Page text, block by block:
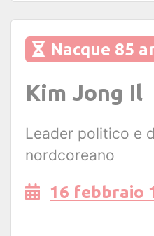
Nacque 85
Kim Jong Il
Leader politico e
nordcoreano
16 febbraio